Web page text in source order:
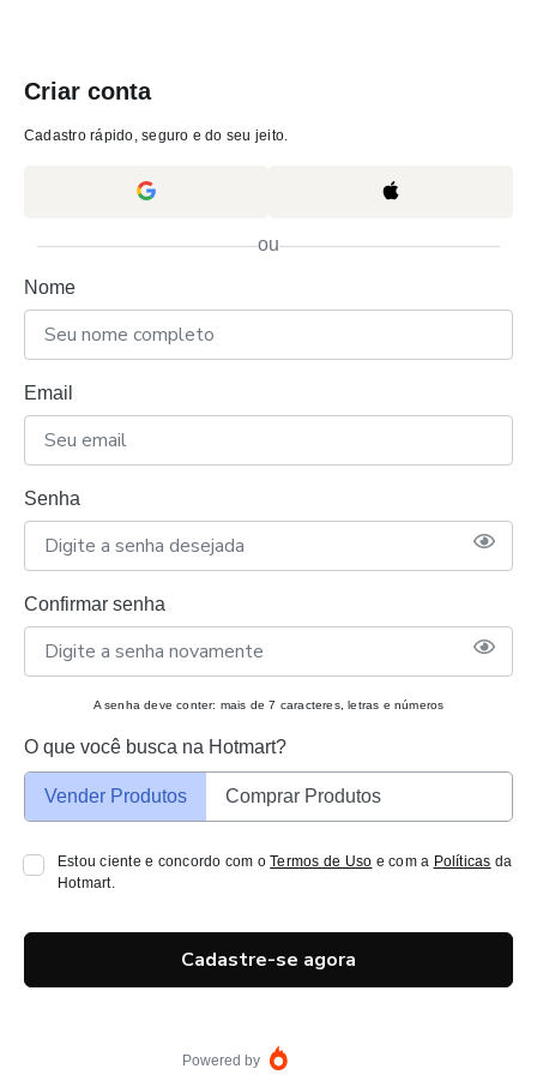
Criar conta
Cadastro rápido, seguro e do seu jeito.
ou
Nome
Email
Senha
Confirmar senha
A senha deve conter: mais de 7 caracteres, letras e números
O que você busca na Hotmart?
Vender Produtos Comprar Produtos
Estou ciente e concordo com oTermos de Uso e com a Políticas da
Hotmart.
Cadastre-se agora
Powered by